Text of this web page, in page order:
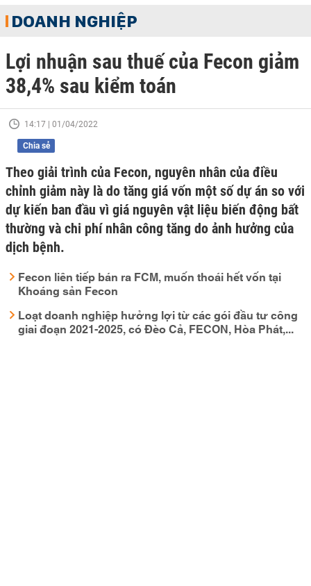
DOANH NGHIỆP
Lợi nhuận sau thuế của Fecon giảm
38,4% sau kiểm toán
14:17 | 01/04/2022
Chia sẻ
Theo giải trình của Fecon, nguyên nhân của điều
chỉnh giảm này là do tăng giá vốn một số dự án so với
dự kiến ban đầu vì giá nguyên vật liệu biến động bất
thường và chi phí nhân công tăng do ảnh hưởng của
dịch bệnh.
Fecon liên tiếp bán ra FCM, muốn thoái hết vốn tại
Khoáng sản Fecon
Loạt doanh nghiệp hưởng lợi từ các gói đầu tư công
giai đoạn 2021-2025, có Đèo Cả, FECON, Hòa Phát,...